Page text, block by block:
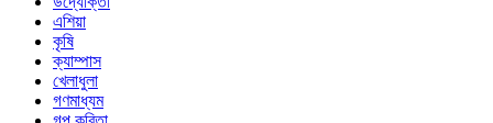
এশিয়া
কৃষি
ক্যাম্পাস
খেলাধুলা
গণমাধ্যম